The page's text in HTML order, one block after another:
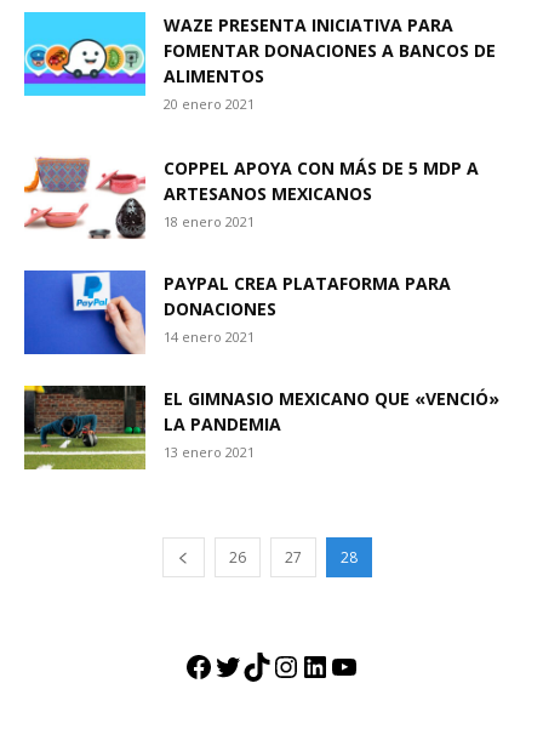
WAZE PRESENTA INICIATIVA PARA
FOMENTAR DONACIONES A BANCOS DE
ALIMENTOS
20 enero 2021
COPPEL APOYA CON MÁS DE 5 MDP A
ARTESANOS MEXICANOS
18 enero 2021
PAYPAL CREA PLATAFORMA PARA
DONACIONES
14 enero 2021
EL GIMNASIO MEXICANO QUE «VENCIÓ»
LA PANDEMIA
13 enero 2021
26 27 28
Facebook
Twitter
TikTok
Instagram
LinkedIn
YouTube